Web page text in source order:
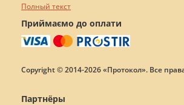
Полный текст
Приймаємо до оплати
Copyright © 2014-2026 «Протокол». Все
Партнёры